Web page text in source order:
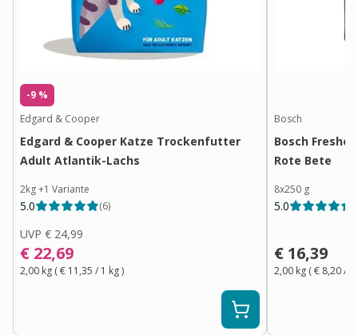
-9 %
Edgard & Cooper
Edgard & Cooper Katze Trockenfutter
Adult Atlantik-Lachs
2kg+1 Variante
5.0 (6)
UVP € 24,99
€ 22,69
2,00 kg (€ 11,35 / 1 kg)
Bosch
Bosch Freshe
Rote Bete
8x250 g
5.0
€ 16,39
2,00 kg (€ 8,20/ 1